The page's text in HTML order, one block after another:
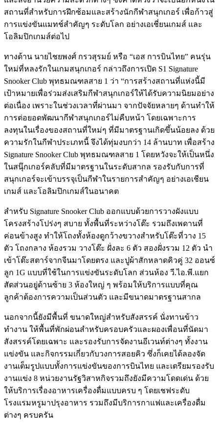
สถานที่สำหรับการฝึกซ้อมและสร้างนักกีฬาสนุกเกอร์ เพื่อก้าวสู่
การแข่งขันแมทช์สำคัญๆ ระดับโลก อย่างเอเชี่ยนเกมส์ และ
โอลิมปิกเกมส์ต่อไป
ทางด้าน นายไชยพงศ์ กรวสุรมย์ หรือ “เอส การบินไทย” คนรุ่น
ใหม่ที่หลงรักในเกมสนุกเกอร์ กล่าวถึงการเปิด S1 Signature
Snooker Club พุทธมณฑลสาย 1 ว่า “การสร้างสถานที่แห่งนี้มี
เป้าหมายเพื่อร่วมส่งเสริมกีฬาสนุกเกอร์ให้ได้รับความนิยมอย่าง
ต่อเนื่อง เพราะในช่วงเวลาที่ผ่านมา จากปัจจัยหลายๆ ด้านทำให้
การต่อยอดพัฒนากีฬาสนุกเกอร์ไม่คืบหน้า โดยเฉพาะการ
ลงทุนในเรื่องของสถานที่ใหม่ๆ ที่มีมาตรฐานเกิดขึ้นน้อยลง ด้วย
ความรักในกีฬาประเภทนี้ จึงได้ทุ่มงบกว่า 14 ล้านบาท เพื่อสร้าง
Signature Snooker Club พุทธมณฑลสาย 1 โดยหวังจะให้เป็นหนึ่ง
ในสนุ๊กเกอร์คลับที่มีมาตรฐานในระดับสากล รองรับกับการที่
สนุกเกอร์จะเข้าบรรจุเป็นกีฬาในรายการสำคัญๆ อย่างเอเชียน
เกมส์ และโอลิมปิกเกมส์ในอนาคต
สำหรับ Signature Snooker Club ออกแบบด้วยการวางผังแบบ
โครงสร้างโปร่งๆ สบาย ทั้งพื้นที่ระหว่างโต๊ะ รวมถึงเพดานที่
ค่อนข้างสูง ทำให้โถงทั้งห้องดูกว้างขวางสำหรับโต๊ะที่วาง 15
ตัว โถงกลาง ห้องรวม วางโต๊ะ ฝั่งละ 6 ตัว สองฝั่งรวม 12 ตัว นำ
เข้าโต๊ะสตาร์จากจีนมาโดยตรง และปูผ้าสักหลาดคิวคู่ 32 ออนซ์
ลูก 1G แบบที่ใช้ในการแข่งขันระดับโลก ส่วนห้อง วี.ไอ.พี.แยก
สัดส่วนอยู่ด้านซ้าย 3 ห้องใหญ่ ๆ พร้อมให้บริการแบบที่คุณ
ลูกค้าต้องการความเป็นส่วนตัว และมีขนาดมาตรฐานสากล
นอกจากนี้ยังมีพื้นที่ ขนาดใหญ่สำหรับสังสรรค์ นั่งทานข้าว
ทำงาน ให้พื้นที่พักผ่อนสำหรับครอบครัวและผองเพื่อนที่นัดมา
สังสรรค์โดยเฉพาะ และรองรับการจัดงานอีเวนท์ต่างๆ ทั้งงาน
แข่งขัน และกิจกรรมเกี่ยวกับวงการสอยคิว ซึ่งก็เคยได้ลองจัด
งานเต็มรูปแบบทั้งการแข่งขันของการบินไทย และเตรียมรองรับ
งานแข่ง 8 หน่วยงานรัฐวิสาหกิจรวมถึงยังมีความโดดเด่น ด้วย
ให้บริการเรื่องอาหารเครื่องดื่มแบบครบ ๆ โดยเชฟระดับ
โรงแรมหรูมาปรุงอาหาร รวมถึงมีบริการกาแฟและเครื่องดื่ม
ต่างๆ ครบครัน